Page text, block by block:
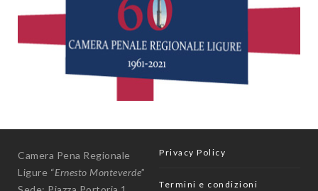
Camera Pena Regionale
Ligure “Ernesto Monteverde”
Privacy Policy
Termini e condizioni